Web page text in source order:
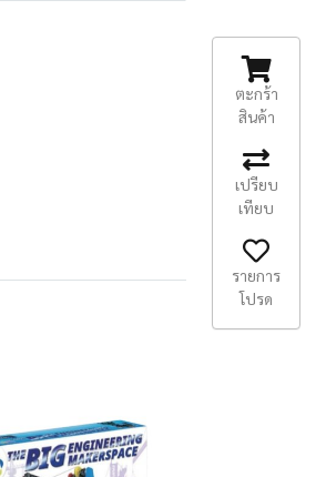
ตะกร้า
สินค้า
เปรียบ
เทียบ
รายการ
โปรด